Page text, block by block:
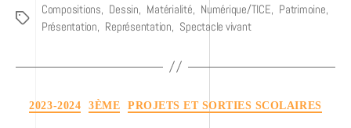
Étiquettes
Compositions Dessin Matérialité Numérique/TICE Patrimoine
Présentation
Représentation Spectacle vivant
Catégories
2023-2024 3ÈME PROJETS ET SORTIES SCOLAIRES